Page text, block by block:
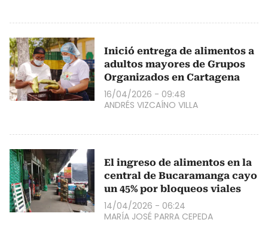
Inició entrega de alimentos a
adultos mayores de Grupos
Organizados en Cartagena
16/04/2026 - 09:48
ANDRÉS VIZCAÍNO VILLA
El ingreso de alimentos en la
central de Bucaramanga cayo
un 45% por bloqueos viales
14/04/2026 - 06:24
MARÍA JOSÉ PARRA CEPEDA